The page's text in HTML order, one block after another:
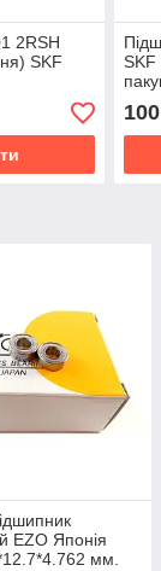
2RSH
SKF
SKF
100
EZO Японія
мм.